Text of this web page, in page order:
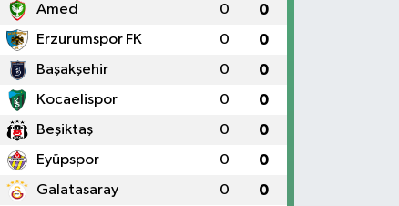
Amed 0 0
Erzurumspor FK 0 0
Başakşehir 0 0
Kocaelispor 0 0
Beşiktaş 0 0
Eyüpspor 0 0
Galatasaray 0 0